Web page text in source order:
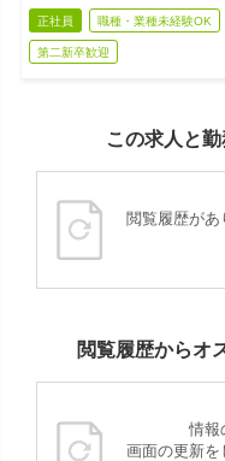
正社員 職種・業種未経験OK
第二新卒歓迎
この求人と
閲覧履歴があ
閲覧履歴からオ
情報
画面の更新を